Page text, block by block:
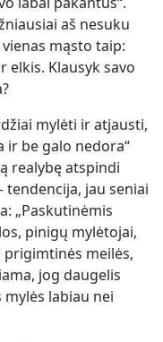
aš nesuku
mąsto taip:
elkis. Klausyk savo
mylėti ir atjausti,
ir be galo nedora“
realybę atspindi
jau seniai
„Paskutinėmis
pinigų mylėtojai,
meilės,
jog daugelis
labiau nei